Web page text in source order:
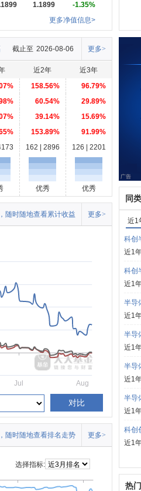
1.1899
-1.35%
更多净值信息>
更多>
截止至 2026-08-06
近2年
近3年
158.56%
96.79%
60.54%
29.89%
39.14%
15.69%
153.89%
91.99%
162 | 2896 126 | 2201
优秀 优秀
更多>
随时随地查看累计收益
Jul Aug
对比
更多>
随时随地查看排名走势
选择指标:
同
近1
科创
近1
科创
近1
半导
近1
半导
近1
半导
近1
半导
近1
科创
近1
热